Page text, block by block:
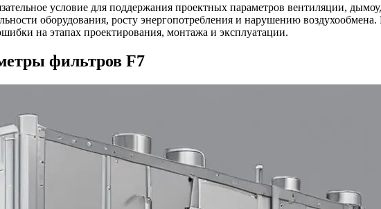
условие для поддержания проектных параметров вентиляции,
оборудования, росту энергопотребления и нарушению
на этапах проектирования, монтажа и эксплуатации.
фильтров F7